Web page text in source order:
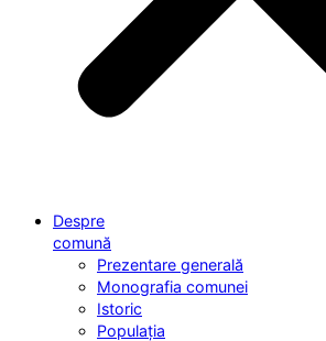
Despre
comună
Prezentare generală
Monografia comunei
Istoric
Populația